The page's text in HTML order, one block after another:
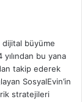
dijital büyüme
bu yana
takip ederek
SosyalEvin’in
stratejileri